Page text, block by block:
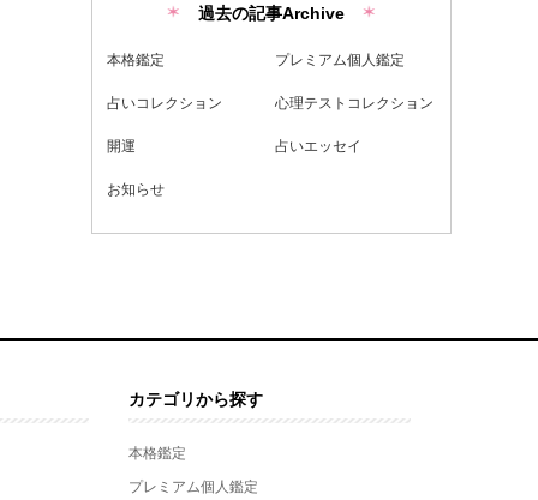
過去の記事Archive
本格鑑定 プレミアム個人鑑定
占いコレクション 心理テストコレクション
開運 占いエッセイ
お知らせ
カテゴリから探す
本格鑑定
プレミアム個人鑑定